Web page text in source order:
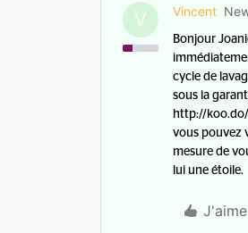
V Vincent
Bonjour
cycle de
sous la
http://koo.do/
vous pouvez
mesure de
lui une étoile.
J'aime